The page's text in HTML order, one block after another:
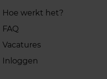
Hoe werkt het?
FAQ
Vacatures
Inloggen